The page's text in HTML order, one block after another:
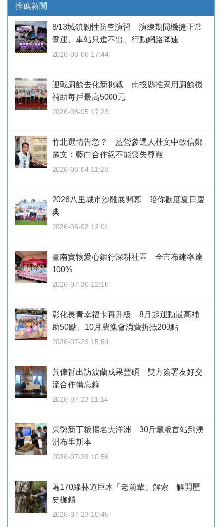
推薦新聞
8/13城鎮韌性防空演習 演練期間機捷正常
營運、車站只進不出、行動網路降速
2026-08-06 17:44
迎戰廚餘去化新挑戰 南投縣推家用廚餘機
補助每戶最高5000元
2026-08-05 17:23
竹北選情告急？ 藍營參選人杜文中致信鄭
麗文：藍白合作絕不能喪失尊嚴
2026-08-04 11:28
2026八里城市沙雕展開幕 陪你歡度夏日慶
典
2026-08-02 12:01
臺南實物愛心銀行深耕社區 全市布建率達
100%
2026-07-30 12:16
彰化長青幸福卡再升級 8月起運動最高補
助50點、10月農漁會消費折抵200點
2026-07-23 15:54
黃偉哲出訪波蘭成果豐碩 雙方簽署友好交
流合作備忘錄
2026-07-23 11:14
東勢新丁粄揚名大洋洲 30斤龜粄首站到澳
洲布里斯本
2026-07-23 10:56
為170線林道巨木「老前輩」解索 解開歷
史枷鎖
2026-07-23 10:45